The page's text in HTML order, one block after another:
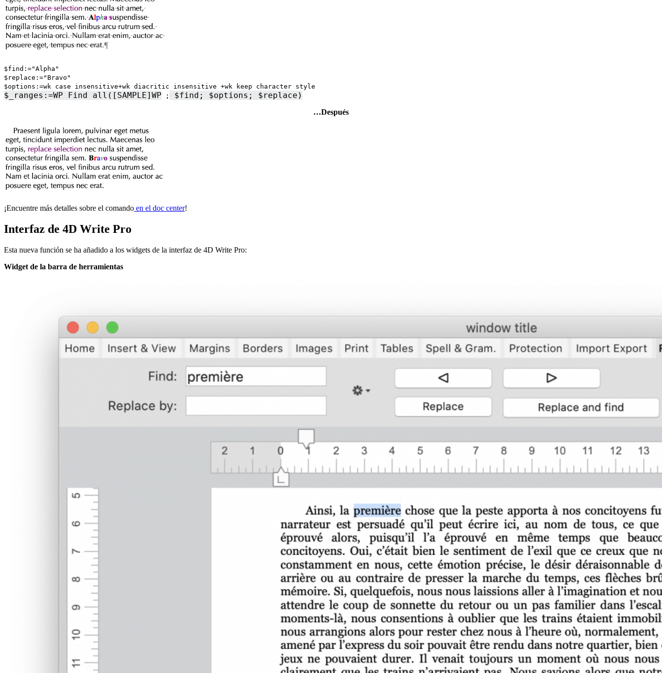
$find:="Alpha"
$replace:="Bravo"
$options :=wk case insensitive+wk diacritic insensitive +wk keep character style
$_ranges :=WP Find all ( [SAMPLE] WP ; $find ; $options ; $replace )
…Después
¡Encuentre más detalles sobre el comando en el doc center!
Interfaz de 4D Write Pro
Esta nueva función se ha añadido a los widgets de la interfaz de 4D Write Pro:
Widget de la barra de herramientas